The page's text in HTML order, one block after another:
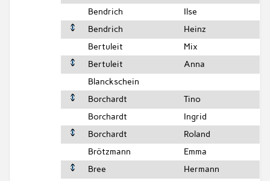
Bendrich
Ilse
Bendrich
Heinz
Bertuleit
Mix
Bertuleit
Anna
Blanckschein
Borchardt
Tino
Borchardt
Ingrid
Borchardt
Roland
Brötzmann
Emma
Bree
Hermann